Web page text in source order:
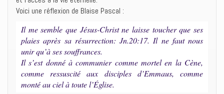
Voici une réflexion de Blaise Pascal :
Il me semble que Jésus-Christ ne laisse toucher que ses
plaies après sa résurrection: Jn.20:17. Il ne faut nous
unir qu’à ses souffrances.
Il s’est donné à communier comme mortel en la Cène,
comme ressuscité aux disciples d’Emmaus, comme
monté au ciel à toute l’Église.